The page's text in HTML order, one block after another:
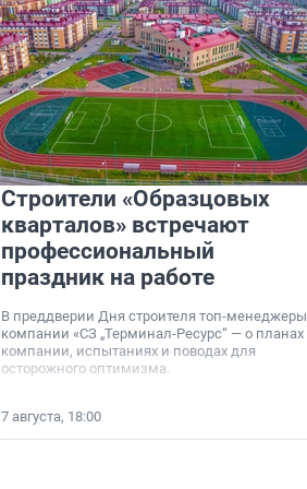
Строители «Образцовых
кварталов» встречают
профессиональный
праздник на работе
В преддверии Дня строителя топ-менеджеры
компании «СЗ „Терминал-Ресурс“ — о планах
компании, испытаниях и поводах для
осторожного оптимизма.
7 августа, 18:00